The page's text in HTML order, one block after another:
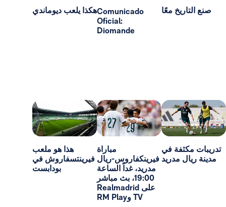
معًا
Comunicadoهكذا يلعب ديوماندي
في
مدريد فيرينكفاروس-ريال
مدريد، غداً الساعة
19:00، بث مباشر
على Realmadrid
هذا هو ملعب
فيرينتسفاروش في
بودابست